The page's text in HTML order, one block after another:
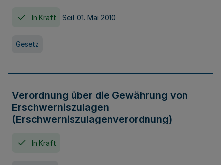
In Kraft Seit 01. Mai 2010
Gesetz
Verordnung über die Gewährung von
Erschwerniszulagen
(Erschwerniszulagenverordnung)
In Kraft